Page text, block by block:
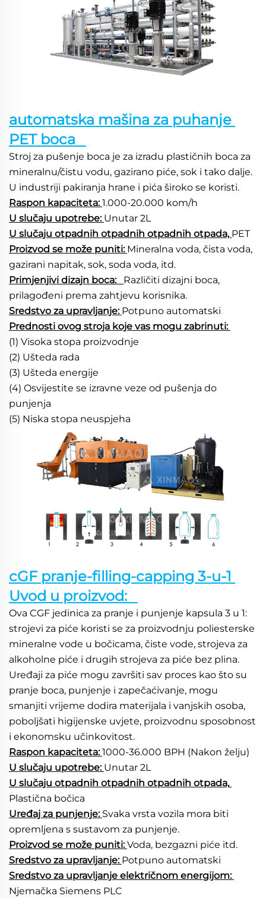
automatska mašina za puhanje
PET boca
Stroj za pušenje boca je za izradu plastičnih boca za
mineralnu/čistu vodu, gazirano piće, sok i tako dalje.
U industriji pakiranja hrane i pića široko se koristi.
Raspon kapaciteta: 1.000-20.000 kom/h
U slučaju upotrebe: Unutar 2L
U slučaju otpadnih otpadnih otpadnih otpada, PET
Proizvod se može puniti: Mineralna voda, čista voda,
gazirani napitak, sok, soda voda, itd.
Primjenjivi dizajn boca: Različiti dizajni boca,
prilagođeni prema zahtjevu korisnika.
Sredstvo za upravljanje: Potpuno automatski
Prednosti ovog stroja koje vas mogu zabrinuti:
(1) Visoka stopa proizvodnje
(2) Ušteda rada
(3) Ušteda energije
(4) Osvijestite se izravne veze od pušenja do
punjenja
(5) Niska stopa neuspjeha
cGF pranje-filling-capping 3-u-1
Uvod u proizvod:
Ova CGF jedinica za pranje i punjenje kapsula 3 u 1:
strojevi za piće koristi se za proizvodnju poliesterske
mineralne vode u bočicama, čiste vode, strojeva za
alkoholne piće i drugih strojeva za piće bez plina.
Uređaji za piće mogu završiti sav proces kao što su
pranje boca, punjenje i zapečaćivanje, mogu
smanjiti vrijeme dodira materijala i vanjskih osoba,
poboljšati higijenske uvjete, proizvodnu sposobnost
i ekonomsku učinkovitost.
Raspon kapaciteta: 1000-36.000 BPH (Nakon želju)
U slučaju upotrebe: Unutar 2L
U slučaju otpadnih otpadnih otpadnih otpada,
Plastična bočica
Uređaj za punjenje: Svaka vrsta vozila mora biti
opremljena s sustavom za punjenje.
Proizvod se može puniti: Voda, bezgazni piće itd.
Sredstvo za upravljanje: Potpuno automatski
Sredstvo za upravljanje električnom energijom:
Njemačka Siemens PLC